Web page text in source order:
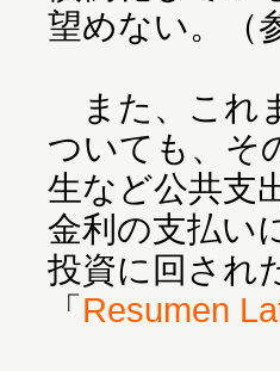
望めない。（
また、これ
ついても、そ
生など公共支
金利の支払い
投資に回され
「Resumen